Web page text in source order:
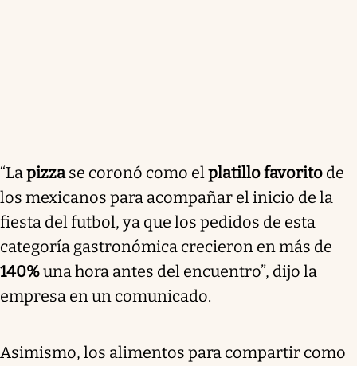
“La pizzase coronó como el platillo favorito de
los mexicanos para acompañar el inicio de la
fiesta del futbol, ya que los pedidos de esta
categoría gastronómica crecieron en más de
140%una hora antes del encuentro”, dijo la
empresa en un comunicado.
Asimismo, los alimentos para compartir como